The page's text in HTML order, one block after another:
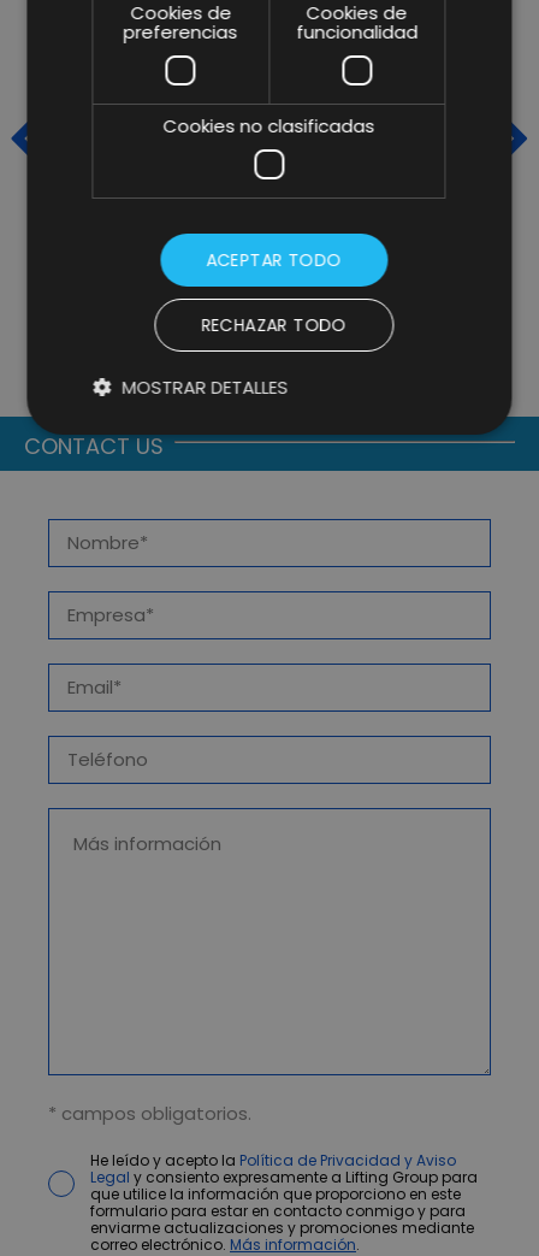
ACIS2IN Y LIFTING GROUP:
IMPULSANDO LA SEGURIDAD
HIDRÁULICA A TRAVÉS DE LA
CONTACT US
* campos obligatorios.
He leído y acepto la Política de Privacidad y Aviso
Legal y consiento expresamente a Lifting Group para
que utilice la información que proporciono en este
formulario para estar en contacto conmigo y para
enviarme actualizaciones y promociones mediante
correo electrónico. Más información.
Cookies de
preferencias
Cookies de
funcionalidad
Cookies no clasificadas
ACEPTAR TODO
RECHAZAR TODO
MOSTRAR DETALLES